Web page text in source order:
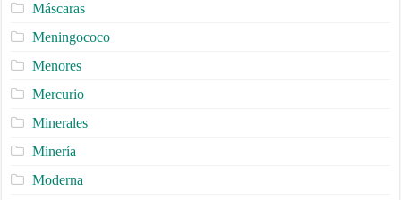
Máscaras
Meningococo
Menores
Mercurio
Minerales
Minería
Moderna